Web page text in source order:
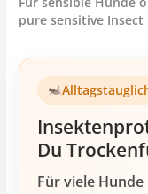
pure sensitive
Du
Für viele